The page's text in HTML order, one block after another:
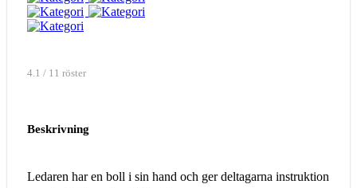
4.1 / 11 röster
Beskrivning
Ledaren har en boll i sin hand och ger deltagarna instruktion